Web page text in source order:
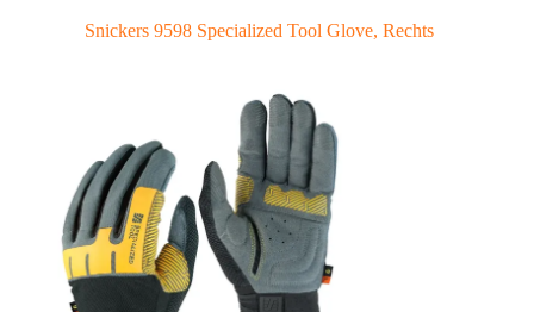
Snickers 9598 Specialized Tool Glove, Rechts